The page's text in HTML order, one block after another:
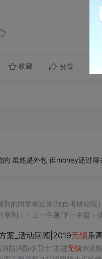
收藏 分享
虽然是外包 但money还过得
北大软微那些事儿——考研和调剂的同学看过来 查看: 145 |回
韵qq 当前离线 在线时间6 小时最后登录2013-6-6阅读权限1
案_活动回顾|2019无锡乐
防消防小卫士”走进无锡华清